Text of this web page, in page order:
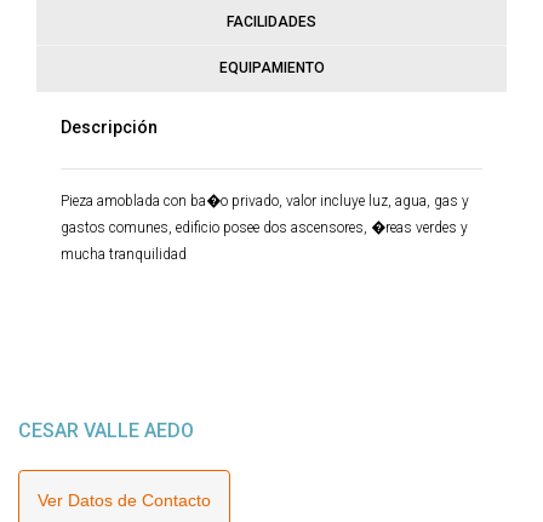
FACILIDADES
EQUIPAMIENTO
Descripción
Pieza amoblada con ba�o privado, valor incluye luz, agua, gas y
gastos comunes, edificio posee dos ascensores, �reas verdes y
mucha tranquilidad
CESAR VALLE AEDO
Ver Datos de Contacto